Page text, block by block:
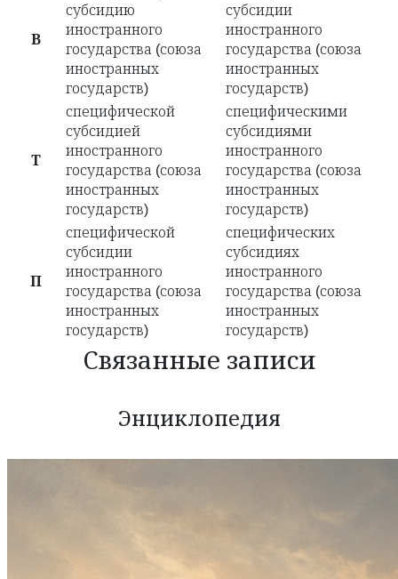
В
субсидию
иностранного
государства (союза
иностранных
государств)
субсидии
иностранного
государства (союза
иностранных
государств)
Т
специфической
субсидией
иностранного
государства (союза
иностранных
государств)
специфическими
субсидиями
иностранного
государства (союза
иностранных
государств)
П
специфической
субсидии
иностранного
государства (союза
иностранных
государств)
специфических
субсидиях
иностранного
государства (союза
иностранных
государств)
Связанные записи
Энциклопедия